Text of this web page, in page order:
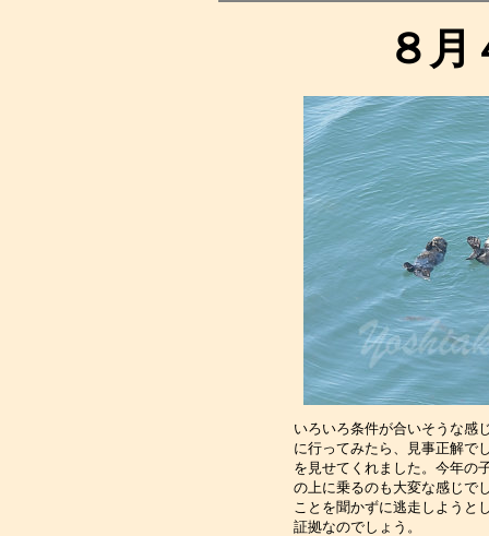
８月
いろいろ条件が合いそうな感
に行ってみたら、見事正解で
を見せてくれました。今年の
の上に乗るのも大変な感じで
ことを聞かずに逃走しようと
証拠な